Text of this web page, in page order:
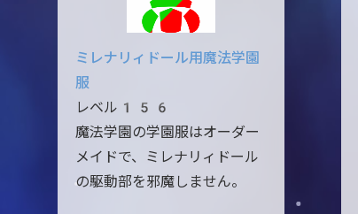
ミレナリィドール用魔法学園
服
レベル156
魔法学園の学園服はオーダー
メイドで、ミレナリィドール
の駆動部を邪魔しません。